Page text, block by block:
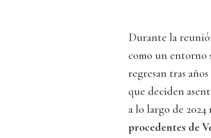
Durante la
como un entorno
regresan tras
que deciden
a lo largo de
procedentes de